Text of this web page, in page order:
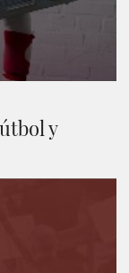
y